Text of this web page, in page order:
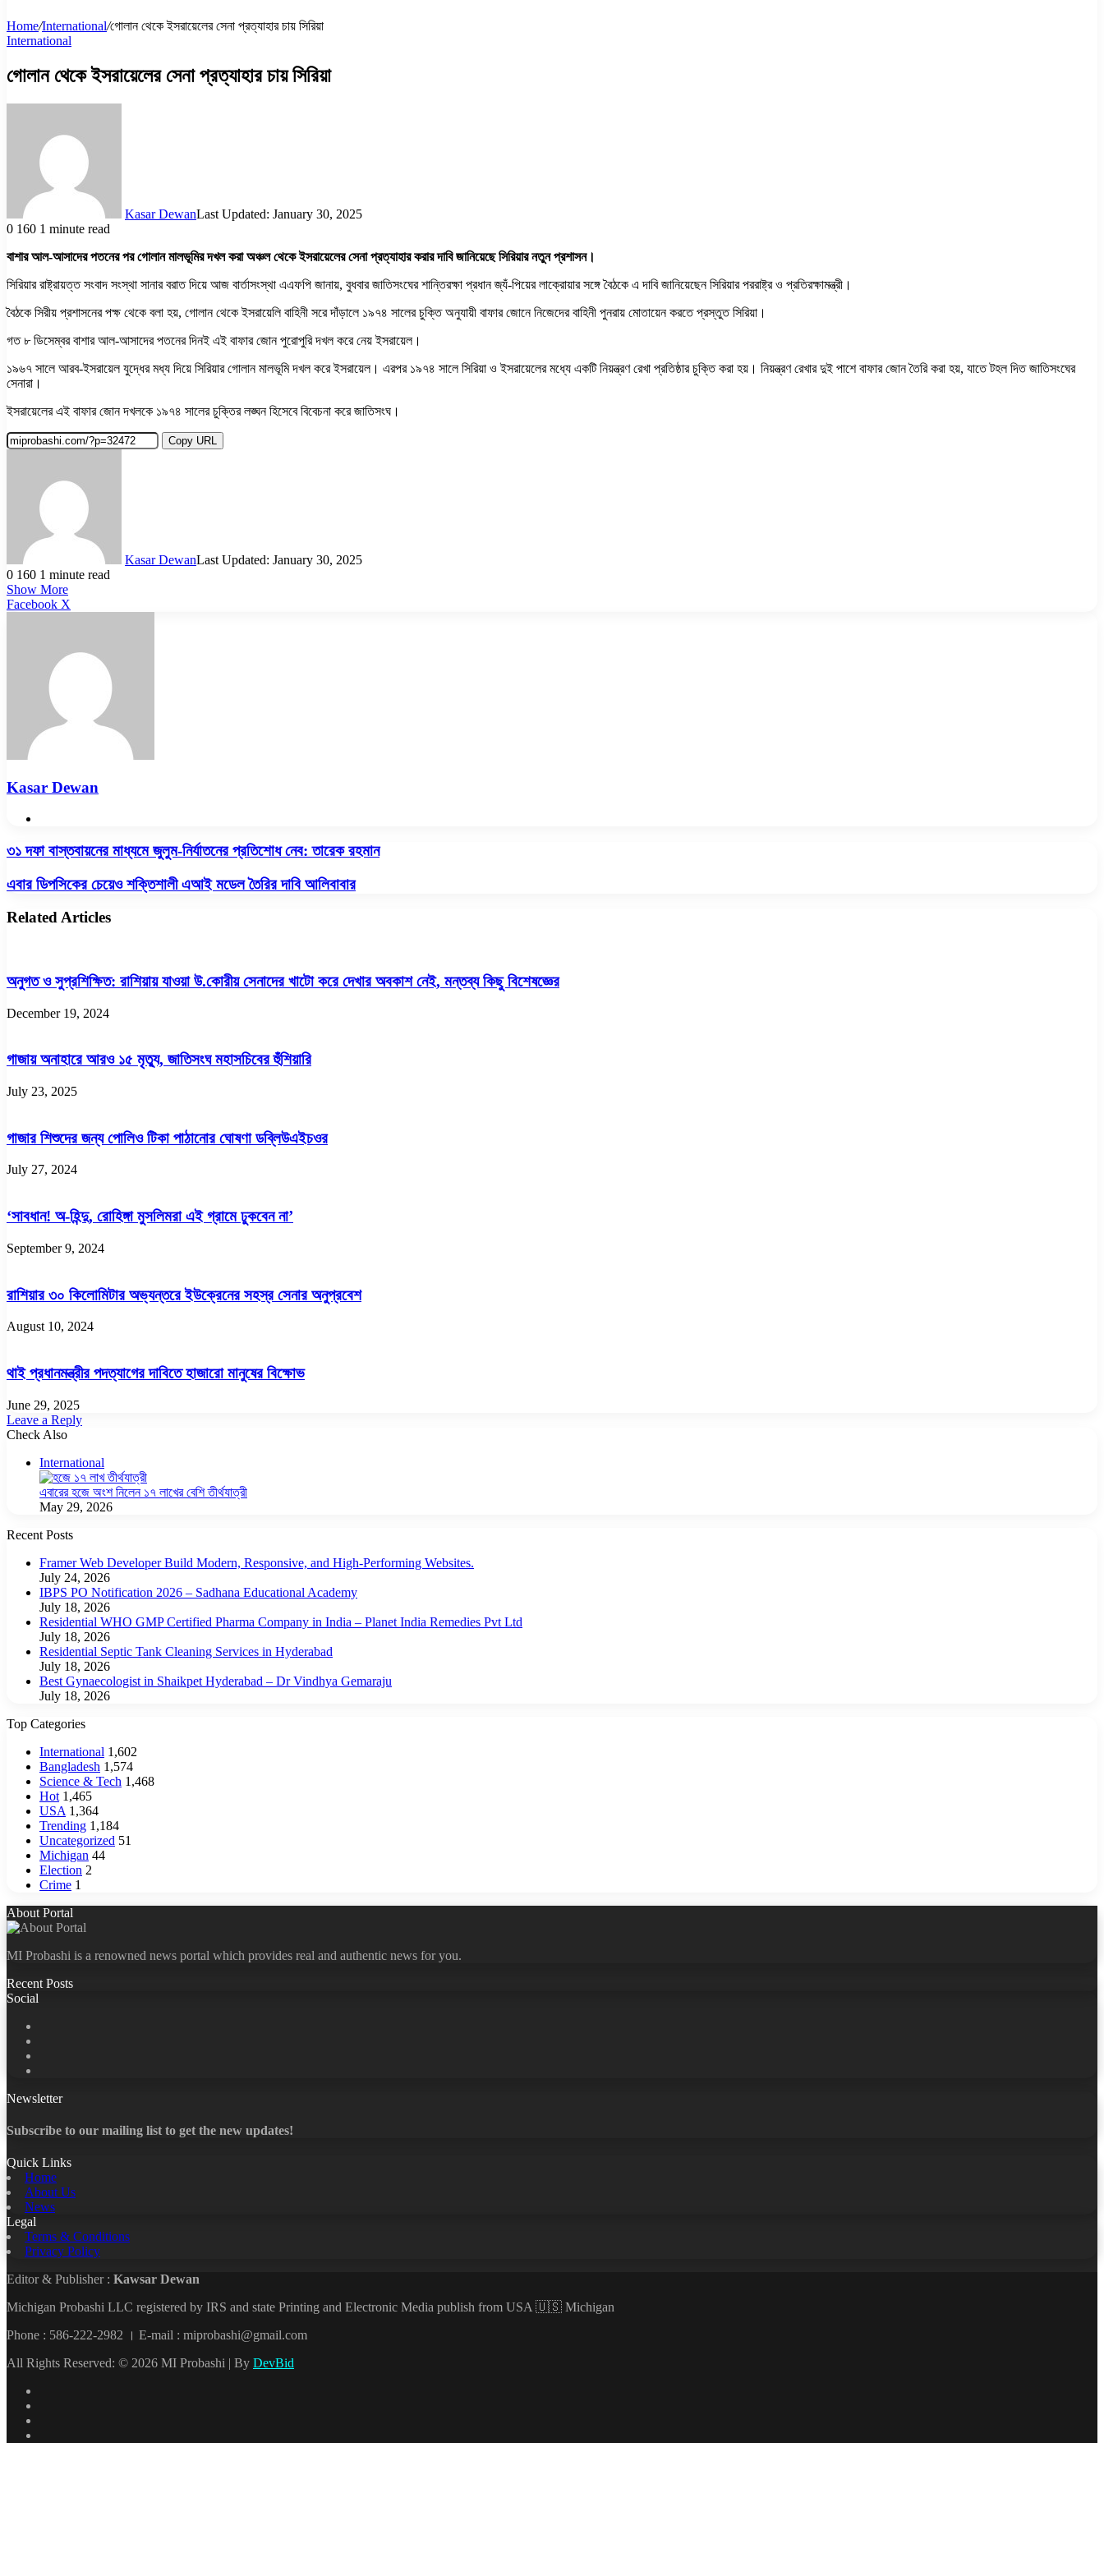
Home/International/গোলান থেকে ইসরায়েলের সেনা প্রত্যাহার চায় সিরিয়া
International
গোলান থেকে ইসরায়েলের সেনা প্রত্যাহার চায় সিরিয়া
Kasar DewanLast Updated: January 30, 2025
0 160 1 minute read
বাশার আল-আসাদের পতনের পর গোলান মালভূমির দখল করা অঞ্চল থেকে ইসরায়েলের সেনা প্রত্যাহার করার দাবি জানিয়েছে সিরিয়ার নতুন প্রশাসন।
সিরিয়ার রাষ্ট্রায়ত্ত সংবাদ সংস্থা সানার বরাত দিয়ে আজ বার্তাসংস্থা এএফপি জানায়, বুধবার জাতিসংঘের শান্তিরক্ষা প্রধান জ্যঁ-পিয়ের লাক্রোয়ার সঙ্গে বৈঠকে এ দাবি জানিয়েছেন সিরিয়ার পররাষ্ট্র ও প্রতিরক্ষামন্ত্রী।
বৈঠকে সিরীয় প্রশাসনের পক্ষ থেকে বলা হয়, গোলান থেকে ইসরায়েলি বাহিনী সরে দাঁড়ালে ১৯৭৪ সালের চুক্তি অনুযায়ী বাফার জোনে নিজেদের বাহিনী পুনরায় মোতায়েন করতে প্রস্তুত সিরিয়া।
গত ৮ ডিসেম্বর বাশার আল-আসাদের পতনের দিনই এই বাফার জোন পুরোপুরি দখল করে নেয় ইসরায়েল।
১৯৬৭ সালে আরব-ইসরায়েল যুদ্ধের মধ্য দিয়ে সিরিয়ার গোলান মালভূমি দখল করে ইসরায়েল। এরপর ১৯৭৪ সালে সিরিয়া ও ইসরায়েলের মধ্যে একটি নিয়ন্ত্রণ রেখা প্রতিষ্ঠার চুক্তি করা হয়। নিয়ন্ত্রণ রেখার দুই পাশে বাফার জোন তৈরি করা হয়, যাতে টহল দিত জাতিসংঘের
সেনারা।
ইসরায়েলের এই বাফার জোন দখলকে ১৯৭৪ সালের চুক্তির লঙ্ঘন হিসেবে বিবেচনা করে জাতিসংঘ।
Copy URL
Kasar DewanLast Updated: January 30, 2025
0 160 1 minute read
Show More
Facebook X
Kasar Dewan
৩১
বাস্তবায়নের
মাধ্যমে
নির্যাতনের
রহমান
৩১ দফা বাস্তবায়নের মাধ্যমে জুলুম-নির্যাতনের প্রতিশোধ নেব: তারেক রহমান
এবার
চেয়েও
শক্তিশালী
দাবি
এবার ডিপসিকের চেয়েও শক্তিশালী এআই মডেল তৈরির দাবি আলিবাবার
Related Articles
অনুগত ও সুপ্রশিক্ষিত: রাশিয়ায় যাওয়া উ.কোরীয় সেনাদের খাটো করে দেখার অবকাশ নেই, মন্তব্য কিছু বিশেষজ্ঞের
December 19, 2024
গাজায় অনাহারে আরও ১৫ মৃত্যু, জাতিসংঘ মহাসচিবের হুঁশিয়ারি
July 23, 2025
গাজার শিশুদের জন্য পোলিও টিকা পাঠানোর ঘোষণা ডব্লিউএইচওর
July 27, 2024
‘সাবধান! অ-হিন্দু, রোহিঙ্গা মুসলিমরা এই গ্রামে ঢুকবেন না’
September 9, 2024
রাশিয়ার ৩০ কিলোমিটার অভ্যন্তরে ইউক্রেনের সহস্র সেনার অনুপ্রবেশ
August 10, 2024
থাই প্রধানমন্ত্রীর পদত্যাগের দাবিতে হাজারো মানুষের বিক্ষোভ
June 29, 2025
Leave a Reply
Check Also
International
এবারের হজে অংশ নিলেন ১৭ লাখের বেশি তীর্থযাত্রী
May 29, 2026
Recent Posts
Framer Web Developer Build Modern, Responsive, and High-Performing Websites.
July 24, 2026
IBPS PO Notification 2026 – Sadhana Educational Academy
July 18, 2026
Residential WHO GMP Certified Pharma Company in India – Planet India Remedies Pvt Ltd
July 18, 2026
Residential Septic Tank Cleaning Services in Hyderabad
July 18, 2026
Best Gynaecologist in Shaikpet Hyderabad – Dr Vindhya Gemaraju
July 18, 2026
Top Categories
International 1,602
Bangladesh 1,574
Science & Tech 1,468
Hot 1,465
USA 1,364
Trending 1,184
Uncategorized 51
Michigan 44
Election 2
Crime 1
About Portal
MI Probashi is a renowned news portal which provides real and authentic news for you.
Recent Posts
Social
Newsletter
Subscribe to our mailing list to get the new updates!
Quick Links
Home
About Us
News
Legal
Terms & Conditions
Privacy Policy
Editor & Publisher : Kawsar Dewan
Michigan Probashi LLC registered by IRS and state Printing and Electronic Media publish from USA 🇺🇸 Michigan
Phone : 586-222-2982 । E-mail : miprobashi@gmail.com
All Rights Reserved: © 2026 MI Probashi | By DevBid